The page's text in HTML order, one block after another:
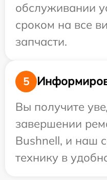
обслуживании
сроком на все
запчасти.
5
Вы получите
завершении
Bushnell, и наш
технику в